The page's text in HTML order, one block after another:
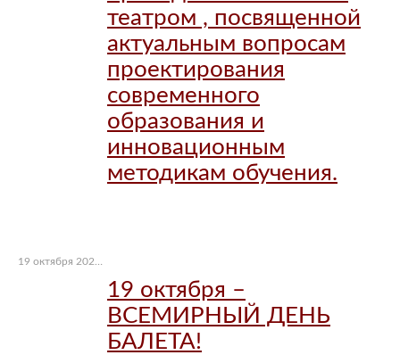
театром , посвященной
актуальным вопросам
проектирования
современного
образования и
инновационным
методикам обучения.
19 октября –
ВСЕМИРНЫЙ ДЕНЬ
БАЛЕТА!